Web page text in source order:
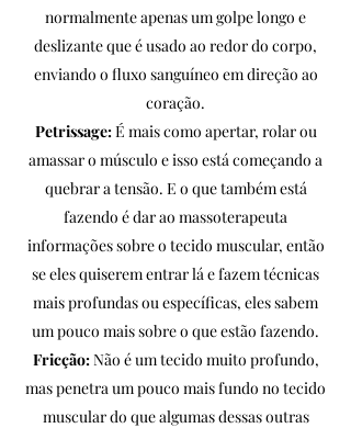
normalmente apenas um golpe longo e
deslizante que é usado ao redor do corpo,
enviando o fluxo sanguíneo em direção ao
coração.
Petrissage:É mais como apertar, rolar ou
amassar o músculo e isso está começando a
quebrar a tensão. E o que também está
fazendo é dar ao massoterapeuta
informações sobre o tecido muscular, então
se eles quiserem entrar lá e fazem técnicas
mais profundas ou específicas, eles sabem
um pouco mais sobre o que estão fazendo.
Fricção:Não é um tecido muito profundo,
mas penetra um pouco mais fundo no tecido
muscular do que algumas dessas outras